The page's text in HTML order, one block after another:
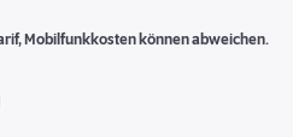
Mobilfunkkosten können abweichen.